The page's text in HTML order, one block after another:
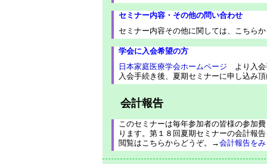
セミナー内容・その他の問い合わせ
セミナー内容その他に関しては、こちら
学会に入会希望の方
日本家庭医療学会ホームページ より入会
入会手続き後、夏期セミナーに申し込み
会計報告
このセミナーは毎年参加者の皆様の参加
ります。第１８回夏期セミナーの会計報
閲覧はこちらからどうぞ。→会計報告を